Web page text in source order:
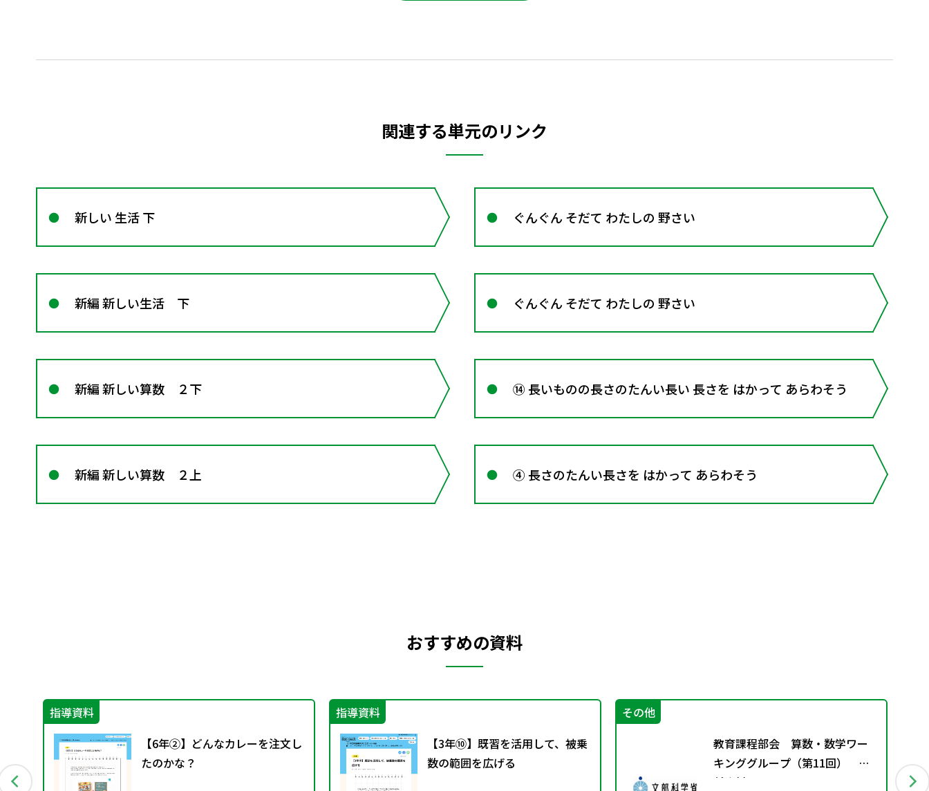
関連する単元のリンク
新しい 生活 下 ぐんぐん そだて わたしの 野さい
新編 新しい生活 下 ぐんぐん そだて わたしの 野さい
新編 新しい算数 ２下 ⑭ 長いものの長さのたんい長い 長さを はかって あらわそう
新編 新しい算数 ２上 ④ 長さのたんい長さを はかって あらわそう
おすすめの資料
指導資料
【6年②】どんなカレーを注文し
たのかな？
指導資料
【3年⑩】既習を活用して、被乗
数の範囲を広げる
その他
教育課程部会 算数・数学ワー
キンググループ（第11回） 配
付資料